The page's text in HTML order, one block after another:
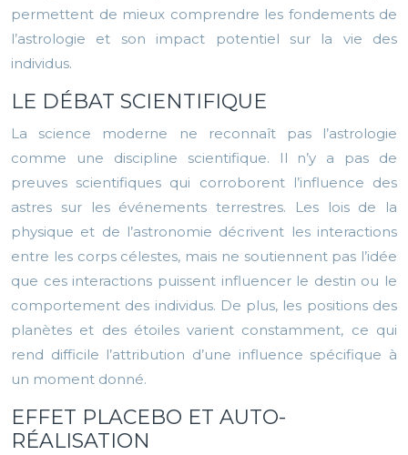
permettent de mieux comprendre les fondements de
l’astrologie et son impact potentiel sur la vie des
individus.
LE DÉBAT SCIENTIFIQUE
La science moderne ne reconnaît pas l’astrologie
comme une discipline scientifique. Il n’y a pas de
preuves scientifiques qui corroborent l’influence des
astres sur les événements terrestres. Les lois de la
physique et de l’astronomie décrivent les interactions
entre les corps célestes, mais ne soutiennent pas l’idée
que ces interactions puissent influencer le destin ou le
comportement des individus. De plus, les positions des
planètes et des étoiles varient constamment, ce qui
rend difficile l’attribution d’une influence spécifique à
un moment donné.
EFFET PLACEBO ET AUTO-
RÉALISATION